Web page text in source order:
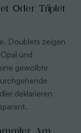
Oder Triplet
Doublets zeigen
und
gewölbte
deklarieren